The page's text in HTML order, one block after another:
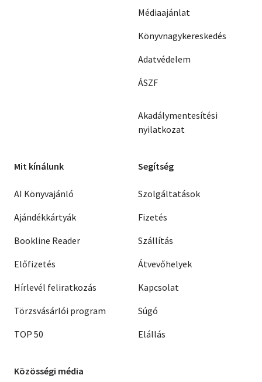
Médiaajánlat
Könyvnagykereskedés
Adatvédelem
ÁSZF
Akadálymentesítési
nyilatkozat
Mit kínálunk
AI Könyvajánló
Ajándékkártyák
Bookline Reader
Előfizetés
Hírlevél feliratkozás
Törzsvásárlói program
TOP 50
Segítség
Szolgáltatások
Fizetés
Szállítás
Átvevőhelyek
Kapcsolat
Súgó
Elállás
Közösségi média